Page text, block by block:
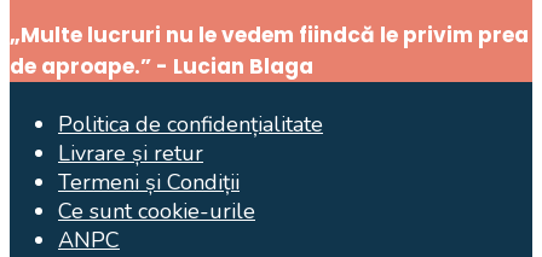
Window
„Multe lucruri nu le vedem fiindcă le privim prea
de aproape.” - Lucian Blaga
Politica de confidențialitate
Livrare și retur
Termeni și Condiții
Ce sunt cookie-urile
ANPC